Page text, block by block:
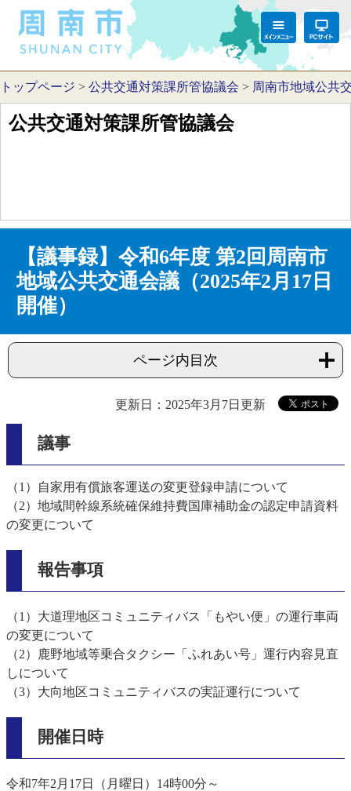
トップページ > 公共交通対策課所管協議会 > 周南市地域公共
公共交通対策課所管協議会
【議事録】令和6年度 第2回周南市
地域公共交通会議（2025年2月17日
開催）
ページ内目次
更新日：2025年3月7日更新
議事
（1）自家用有償旅客運送の変更登録申請について
（2）地域間幹線系統確保維持費国庫補助金の認定申請資料
の変更について
報告事項
（1）大道理地区コミュニティバス「もやい便」の運行車両
の変更について
（2）鹿野地域等乗合タクシー「ふれあい号」運行内容見直
しについて
（3）大向地区コミュニティバスの実証運行について
開催日時
令和7年2月17日（月曜日）14時00分～